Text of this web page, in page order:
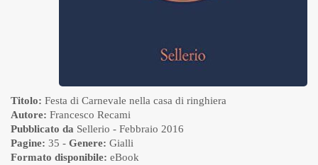
Titolo: Festa di Carnevale nella casa di ringhiera
Autore: Francesco Recami
Pubblicato da Sellerio - Febbraio 2016
Pagine: 35 - Genere: Gialli
Formato disponibile: eBook